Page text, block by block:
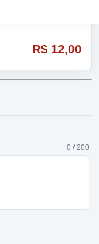
R$ 12,00
0 / 200